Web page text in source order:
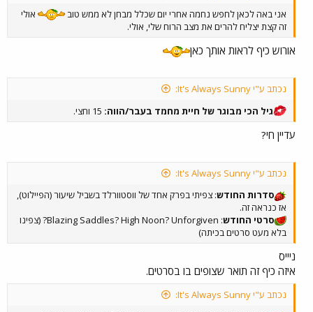
אני באה לכאן לחפש נחמה אחרי יום שכלל מבחן לא ממש טוב
אולי
זה קצת יצליח להרים את מצב הרוח שלי, אולי.
אורוש כיף לראות אותך כאן
נכתב ע"י It's Always Sunny:
גיל הכי מבוגר של חיית מחמד בעבר/הווה: 15 וחצי.
עדיין חי?
נכתב ע"י It's Always Sunny:
סדרות החודש: צפיתי בפרק אחד של ווסטוורלד בשביל שיעור (הפיילוט),
אז כנראה זה.
סרטי החודש
: Blazing Saddles? High Noon? Unforgiven? (צפינו
בלא מעט סרטים בכיתה)
ניייס
איזה כיף זה תואר שצופים בו בסרטים.
נכתב ע"י It's Always Sunny: